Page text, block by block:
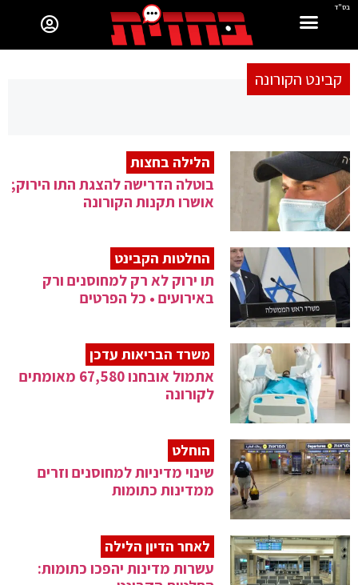
בס"ד
קבינט הקורונה
הלילה בחצות
בוטלה הדרישה להצגת התו הירוק;
אושרו תקנות הקורונה
החלטות הקבינט
תו ירוק לא רק למחוסנים ורק
באירועים • כל הפרטים
משרד הבריאות עדכן
אתמול אובחנו 67,580 מאומתים
לקורונה
הוחלט
שינוי מדיניות למחוסנים וזרים
ממדינות כתומות
לאחר הדיון הלילה
עשרות מדינות יהפכו כתומות: